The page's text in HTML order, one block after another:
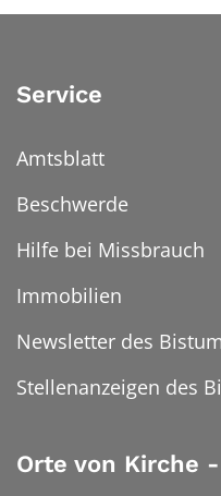
Service
Amtsblatt
Beschwerde
Hilfe bei Missbrauch
Immobilien
Newsletter des
Stellenanzeigen des
Orte von Kirche